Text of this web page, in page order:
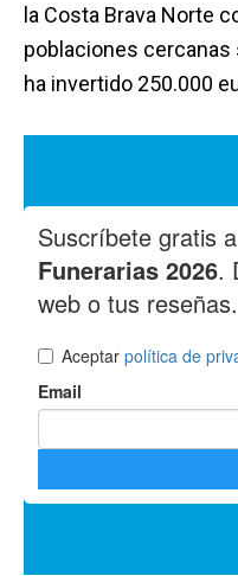
la Costa Brava Norte
poblaciones cercanas
ha invertido 250.000